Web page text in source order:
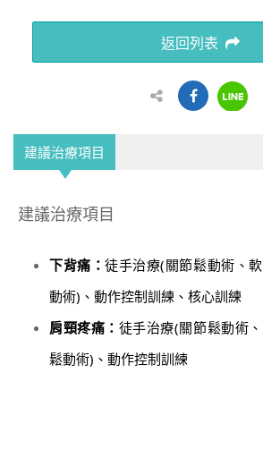
返回列表
建議治療項目
建議治療項目
下背痛：徒手治療(關節鬆動術、
動術)、動作控制訓練、核心訓練
肩頸疼痛： 徒手治療(關節鬆動術
鬆動術)、動作控制訓練